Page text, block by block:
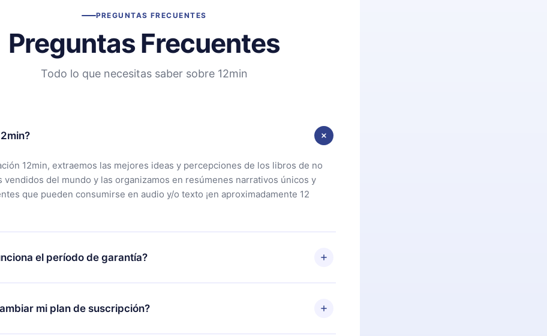
PREGUNTAS FRECUENTES
Preguntas Frecuentes
Todo lo que necesitas saber sobre 12min
12min, extraemos las mejores ideas y percepciones de los libros de no
vendidos del mundo y las organizamos en resúmenes narrativos únicos y
que pueden consumirse en audio y/o texto ¡en aproximadamente 12
el período de garantía?
nuestra aplicación y comenzar a disfrutar de nuestra biblioteca. Si por
no estás satisfecho con nuestra plataforma, simplemente contacta a
de soporte ( contacto@12min.com
mi plan de suscripción?